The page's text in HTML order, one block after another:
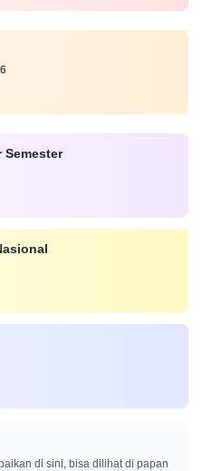
Semester
di sini, bisa dilihat di papan